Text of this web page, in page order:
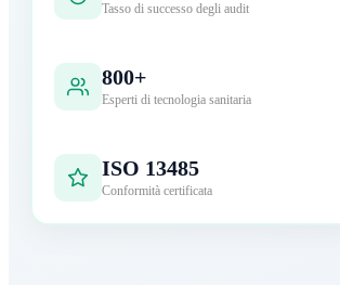
Tasso di successo degli audit
800+
Esperti di tecnologia sanitaria
ISO 13485
Conformità certificata